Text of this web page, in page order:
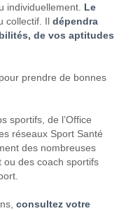
individuellement. Le
collectif. Ildépendra
de vos aptitudes
prendre de bonnes
sportifs, de l’Office
réseaux Sport Santé
des nombreuses
ou des coach sportifs
consultez votre